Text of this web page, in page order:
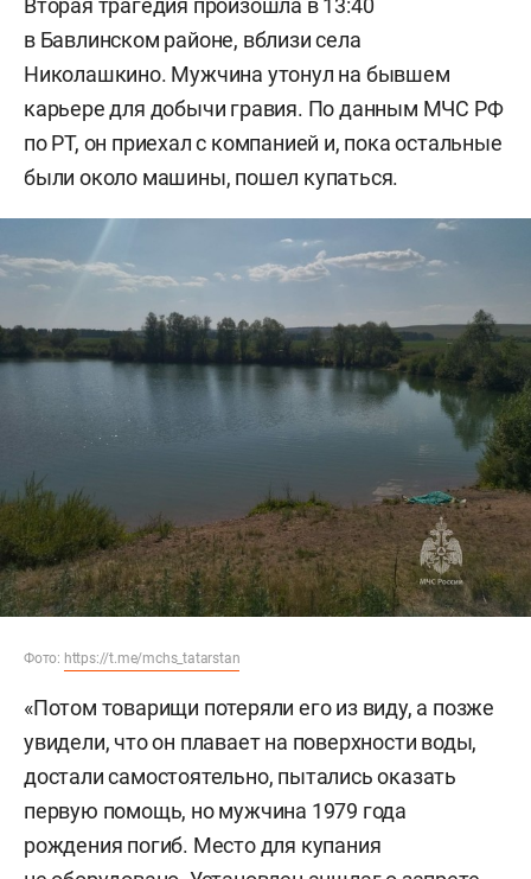
Вторая трагедия произошла в 13:40
в Бавлинском районе, вблизи села
Николашкино. Мужчина утонул на бывшем
карьере для добычи гравия. По данным МЧС РФ
по РТ, он приехал с компанией и, пока остальные
были около машины, пошел купаться.
Фото: https://t.me/mchs_tatarstan
«Потом товарищи потеряли его из виду, а позже
увидели, что он плавает на поверхности воды,
достали самостоятельно, пытались оказать
первую помощь, но мужчина 1979 года
рождения погиб. Место для купания